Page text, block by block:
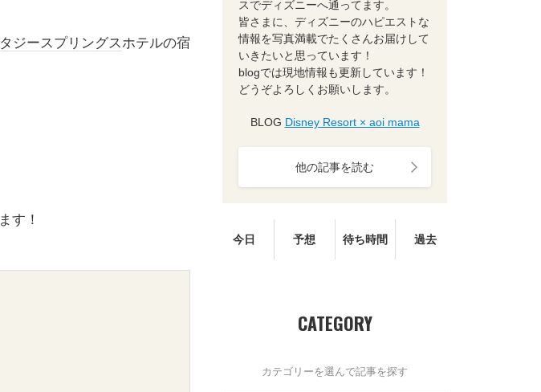
ジースプリングスホテルの宿
す！
スでディズニーへ通ってます。
皆さまに、ディズニーのハピエストな
情報を写真満載でたくさんお届けして
いきたいと思っています！
blogでは現地情報も更新しています！
どうぞよろしくお願いします。
BLOG Disney Resort × aoi mama
他の記事を読む
今日 予想 待ち時間 過去
CATEGORY
カテゴリーを選んで記事を探す